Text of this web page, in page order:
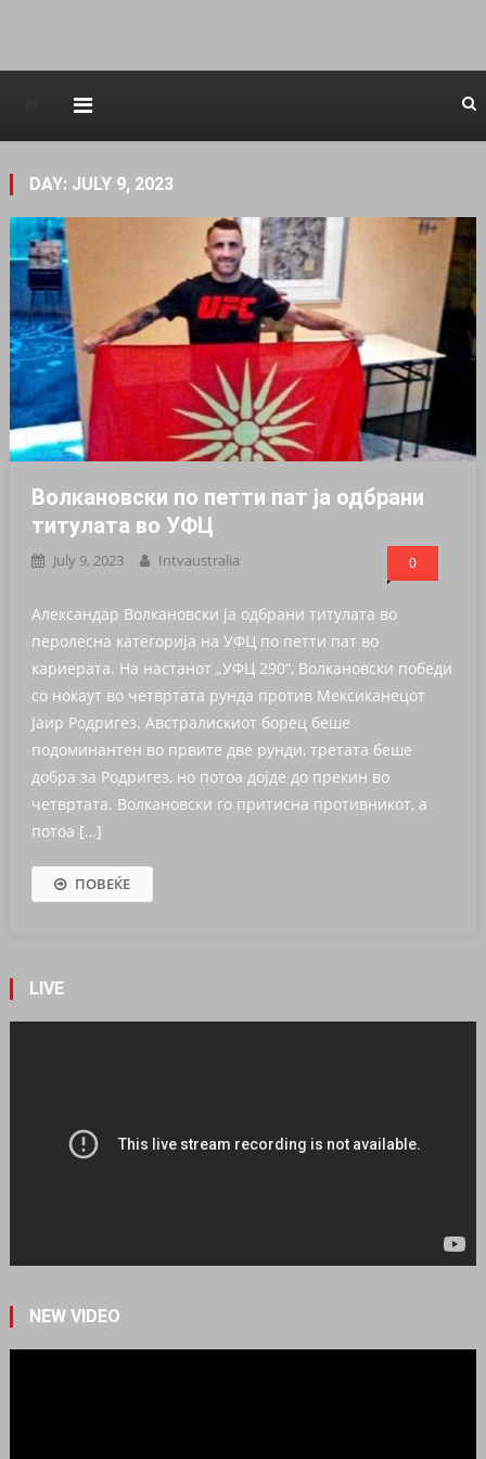
DAY: JULY 9, 2023
Волкановски по петти пат ја одбрани
титулата во УФЦ
July 9, 2023 Intvaustralia 0
Александар Волкановски ја одбрани титулата во
перолесна категорија на УФЦ по петти пат во
кариерата. На настанот „УФЦ 290“, Волкановски победи
со нокаут во четвртата рунда против Мексиканецот
Јаир Родригез. Австралискиот борец беше
подоминантен во првите две рунди, третата беше
добра за Родригез, но потоа дојде до прекин во
четвртата. Волкановски го притисна противникот, а
потоа […]
ПОВЕЌЕ
LIVE
NEW VIDEO